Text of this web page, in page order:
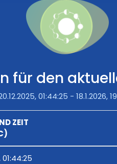
für den
01:44:25 - 18.1.2026,
ZEIT
01:44:25